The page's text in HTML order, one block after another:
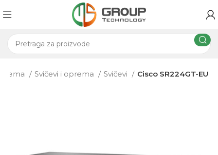
Svičevi i oprema Svičevi Cisco SR224GT-EU